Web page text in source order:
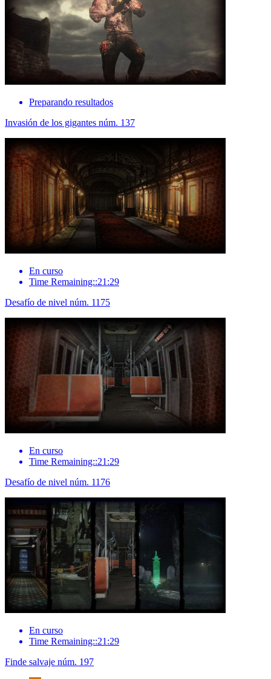
Preparando resultados
Invasión de los gigantes núm. 137
En curso
Time Remaining::21:29
Desafío de nivel núm. 1175
En curso
Time Remaining::21:29
Desafío de nivel núm. 1176
En curso
Time Remaining::21:29
Finde salvaje núm. 197